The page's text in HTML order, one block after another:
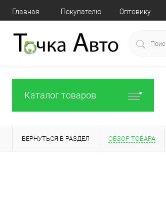
Главная Покупателю Оптовику
Каталог товаров
ВЕРНУТЬСЯ В РАЗДЕЛ ОБЗОР ТОВАРА